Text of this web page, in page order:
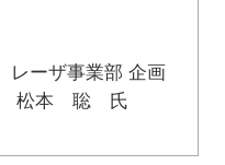
ーザ事業部 企画
松本 聡 氏